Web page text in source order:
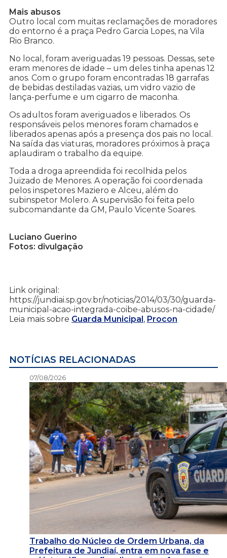
Mais abusos
Outro local com muitas reclamações de moradores
do entorno é a praça Pedro Garcia Lopes, na Vila
Rio Branco.
No local, foram averiguadas 19 pessoas. Dessas, sete
eram menores de idade – um deles tinha apenas 12
anos. Com o grupo foram encontradas 18 garrafas
de bebidas destiladas vazias, um vidro vazio de
lança-perfume e um cigarro de maconha.
Os adultos foram averiguados e liberados. Os
responsáveis pelos menores foram chamados e
liberados apenas após a presença dos pais no local.
Na saída das viaturas, moradores próximos à praça
aplaudiram o trabalho da equipe.
Toda a droga apreendida foi recolhida pelos
Juizado de Menores. A operação foi coordenada
pelos inspetores Maziero e Alceu, além do
subinspetor Molero. A supervisão foi feita pelo
subcomandante da GM, Paulo Vicente Soares.
Luciano Guerino
Fotos: divulgação
Link original:
https://jundiai.sp.gov.br/noticias/2014/03/30/guarda-
municipal-acao-integrada-coibe-abusos-na-cidade/
Leia mais sobre Guarda Municipal, Procon
NOTÍCIAS RELACIONADAS
07/08/2026
Trabalho do Núcleo de Ordem Urbana, da
Prefeitura de Jundiaí, entra em nova fase e